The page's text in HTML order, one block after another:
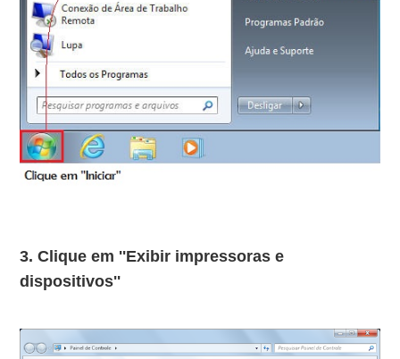
3. Clique em ''Exibir impressoras e
dispositivos''